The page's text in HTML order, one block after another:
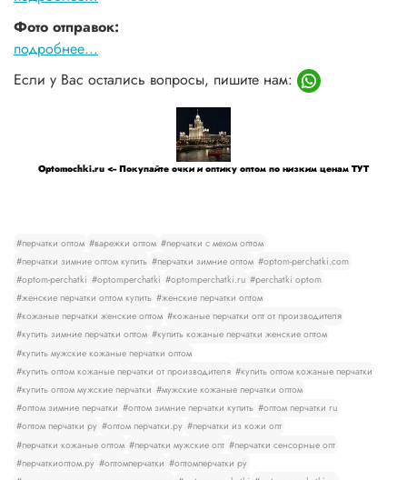
Фото отправок:
подробнее...
Если у Вас остались вопросы, пишите нам:
Optomochki.ru <-- Покупайте очки и оптику оптом по низким ценам ТУТ
#перчатки оптом #варежки оптом #перчатки с мехом оптом
#перчатки зимние оптом купить #перчатки зимние оптом #optom-perchatki.com
#optom-perchatki #optomperchatki #optomperchatki.ru #perchatki optom
#женские перчатки оптом купить #женские перчатки оптом
#кожаные перчатки женские оптом #кожаные перчатки опт от производителя
#купить зимние перчатки оптом #купить кожаные перчатки женские оптом
#купить мужские кожаные перчатки оптом
#купить оптом кожаные перчатки от производителя #купить оптом кожаные перчатки
#купить оптом мужские перчатки #мужские кожаные перчатки оптом
#оптом зимние перчатки #оптом зимние перчатки купить #оптом перчатки ru
#оптом перчатки ру #оптом перчатки.ру #перчатки из кожи опт
#перчатки кожаные оптом #перчатки мужские опт #перчатки сенсорные опт
#перчаткиоптом.ру #оптомперчатки #оптомперчатки ру